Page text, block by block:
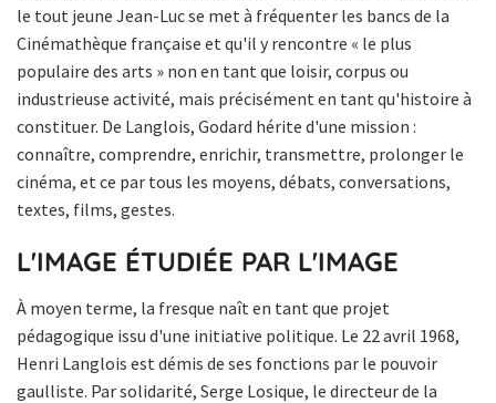
le tout jeune Jean-Luc se met à fréquenter les bancs de la
Cinémathèque française et qu'il y rencontre « le plus
populaire des arts » non en tant que loisir, corpus ou
industrieuse activité, mais précisément en tant qu'histoire à
constituer. De Langlois, Godard hérite d'une mission :
connaître, comprendre, enrichir, transmettre, prolonger le
cinéma, et ce par tous les moyens, débats, conversations,
textes, films, gestes.
L'IMAGE ÉTUDIÉE PAR L'IMAGE
À moyen terme, la fresque naît en tant que projet
pédagogique issu d'une initiative politique. Le 22 avril 1968,
Henri Langlois est démis de ses fonctions par le pouvoir
gaulliste. Par solidarité, Serge Losique, le directeur de la